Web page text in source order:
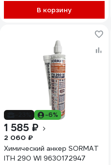
В корзину
-6%
1 585 ₽
2 060 ₽
Химический анкер SORMAT
ITH 290 WI 9630172947